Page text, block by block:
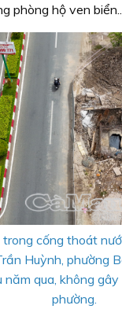
phòng hộ ven biển...
cống thoát
Huỳnh, phường
năm qua, không
phường.